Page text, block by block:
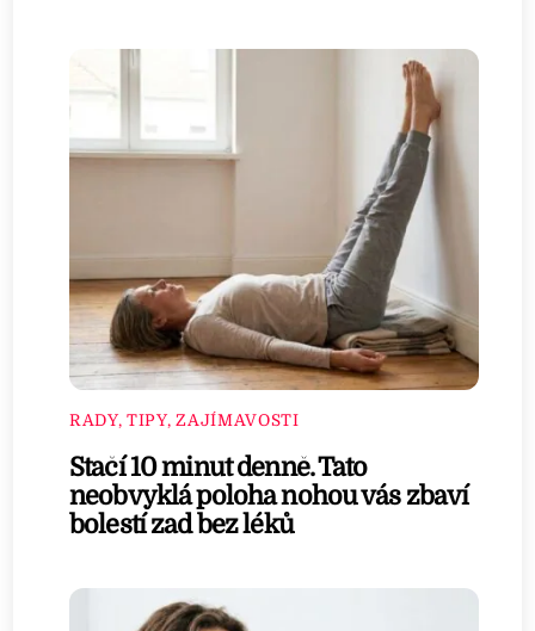
RADY, TIPY, ZAJÍMAVOSTI
Stačí 10 minut denně. Tato
neobvyklá poloha nohou vás zbaví
bolestí zad bez léků